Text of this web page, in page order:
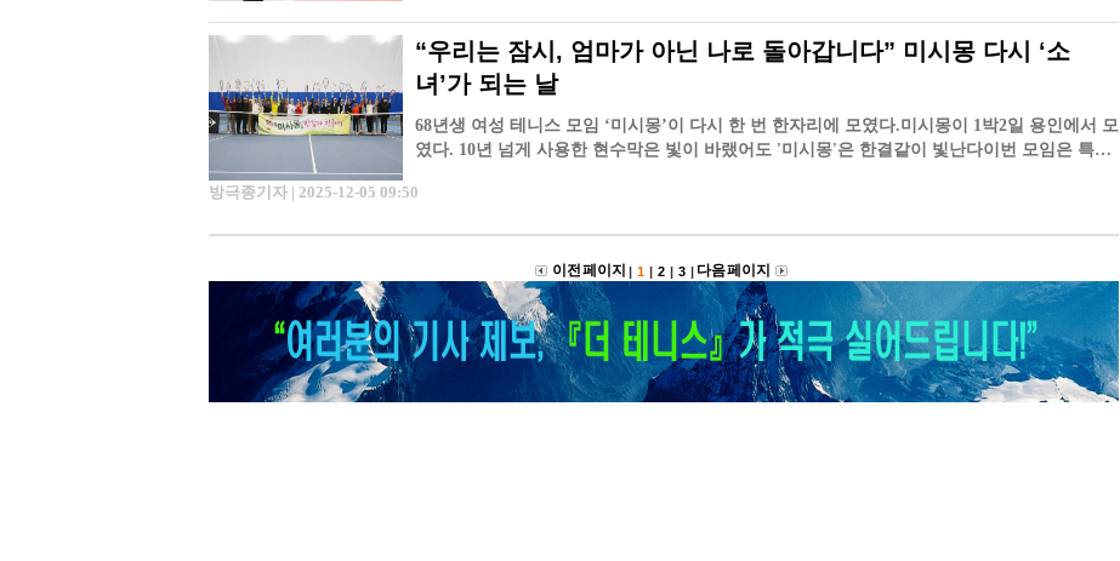
“우리는 잠시, 엄마가 아닌 나로 돌아갑니다” 미시몽 다시 ‘소
녀’가 되는 날
68년생 여성 테니스 모임 ‘미시몽’이 다시 한 번 한자리에 모였다.미시몽이 1박2일 용인에서 모
였다. 10년 넘게 사용한 현수막은 빛이 바랬어도 '미시몽'은 한결같이 빛난다이번 모임은 특별
방극종기자 | 2025-12-05 09:50
이전 페이지 | 1 | 2 | 3 | 다음 페이지